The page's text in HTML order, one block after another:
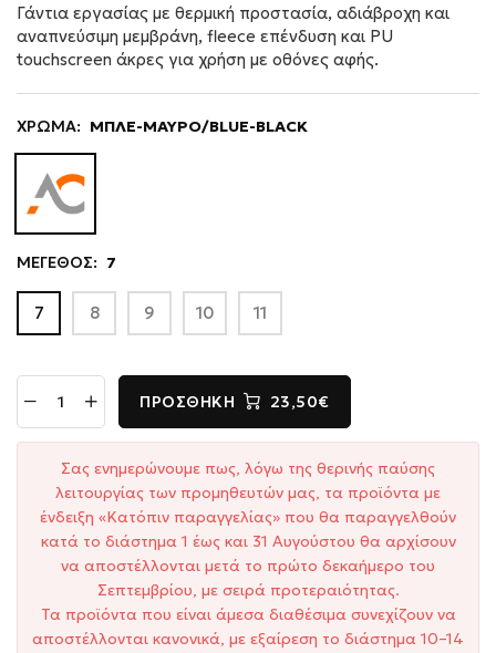
Γάντια εργασίας με θερμική προστασία, αδιάβροχη και
αναπνεύσιμη μεμβράνη, fleece επένδυση και PU
touchscreen άκρες για χρήση με οθόνες αφής.
ΧΡΩΜΑ: ΜΠΛΕ-ΜΑΥΡΟ/BLUE-BLACK
ΜΕΓΕΘΟΣ: 7
7 8 9 10 11
ΠΡΟΣΘΉΚΗ 23,50€
Σας ενημερώνουμε πως, λόγω της θερινής παύσης
λειτουργίας των προμηθευτών μας, τα προϊόντα με
ένδειξη «Κατόπιν παραγγελίας» που θα παραγγελθούν
κατά το διάστημα 1 έως και 31 Αυγούστου θα αρχίσουν
να αποστέλλονται μετά το πρώτο δεκαήμερο του
Σεπτεμβρίου, με σειρά προτεραιότητας.
Τα προϊόντα που είναι άμεσα διαθέσιμα συνεχίζουν να
αποστέλλονται κανονικά, με εξαίρεση το διάστημα 10–14